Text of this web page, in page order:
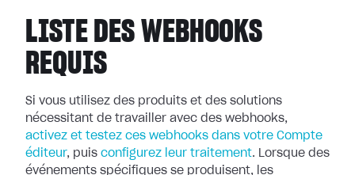
LISTE DES WEBHOOKS
REQUIS
Si vous utilisez des produits et des solutions
nécessitant de travailler avec des webhooks,
activez et testez ces webhooks dans votre Compte
éditeur, puis configurez leur traitement. Lorsque des
événements spécifiques se produisent, les